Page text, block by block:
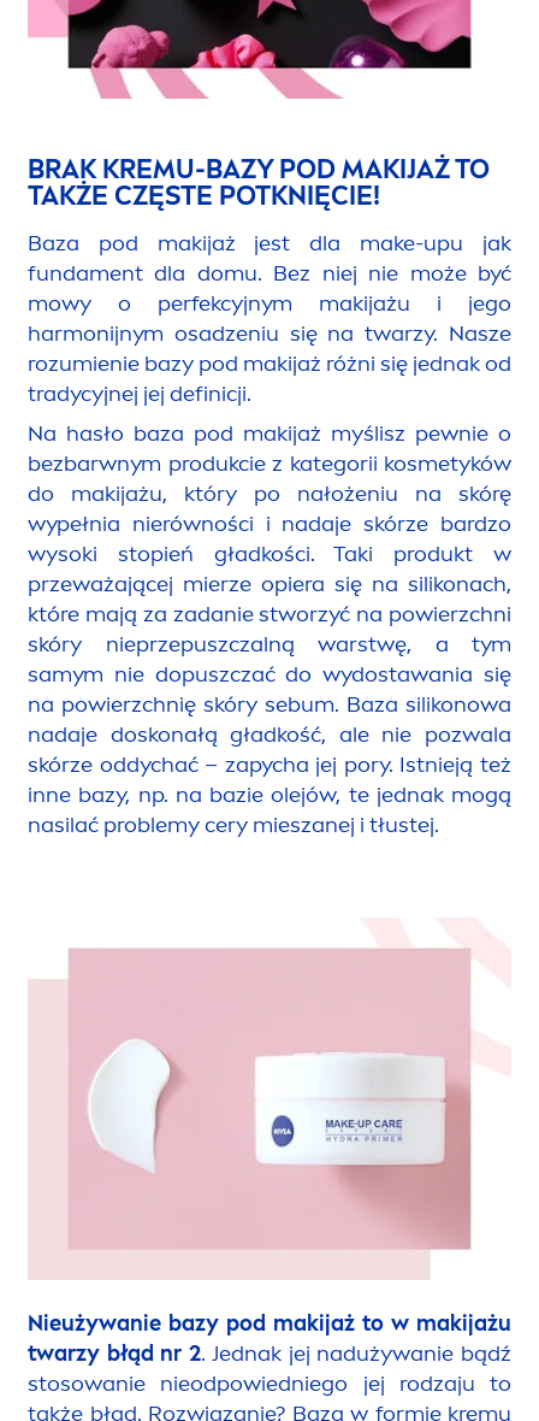
BRAK KREMU-BAZY POD MAKIJAŻ TO
TAKŻE CZĘSTE POTKNIĘCIE!
Baza pod makijaż jest dla make-upu jak
fundament dla domu. Bez niej nie może być
mowy o perfekcyjnym makijażu i jego
harmonijnym osadzeniu się na twarzy. Nasze
rozumienie bazy pod makijaż różni się jednak od
tradycyjnej jej definicji.
Na hasło baza pod makijaż myślisz pewnie o
bezbarwnym produkcie z kategorii kosmetyków
do makijażu, który po nałożeniu na skórę
wypełnia nierówności i nadaje skórze bardzo
wysoki stopień gładkości. Taki produkt w
przeważającej mierze opiera się na silikonach,
które mają za zadanie stworzyć na powierzchni
skóry nieprzepuszczalną warstwę, a tym
samym nie dopuszczać do wydostawania się
na powierzchnię skóry sebum. Baza silikonowa
nadaje doskonałą gładkość, ale nie pozwala
skórze oddychać – zapycha jej pory. Istnieją też
inne bazy, np. na bazie olejów, te jednak mogą
nasilać problemy cery mieszanej i tłustej.
Nieużywanie bazy pod makijaż to w makijażu
twarzy błąd nr 2. Jednak jej nadużywanie bądź
stosowanie nieodpowiedniego jej rodzaju to
także błąd. Rozwiązanie? Baza w formie kremu